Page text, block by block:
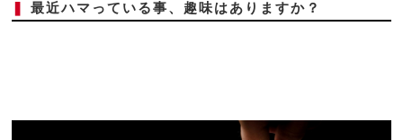
❚最近ハマっている事、趣味はありますか？